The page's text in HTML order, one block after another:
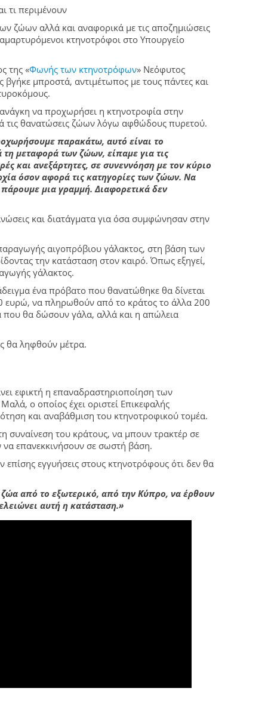
τι περιμένουν
ζώων αλλά και αναφορικά με τις αποζημιώσεις
κτηνοτρόφοι στο Υπουργείο
της «Φωνής των κτηνοτρόφων» Νεόφυτος
μπροστά, αντιμέτωπος με τους πάντες και
να προχωρήσει η κτηνοτροφία στην
τις θανατώσεις ζώων λόγω αφθώδους πυρετού.
παρακάτω, αυτό είναι το
μεταφορά των ζώων, είπαμε για τις
και ανεξάρτητες, σε συνεννόηση με τον κύριο
όσον αφορά τις κατηγορίες των ζώων. Να
μια γραμμή. Διαφορετικά δεν
και διατάγματα για όσα συμφώνησαν στην
αιγοπρόβιου γάλακτος, στη βάση των
την κατάσταση στον καιρό. Όπως εξηγεί,
γάλακτος.
ένα πρόβατο που θανατώθηκε θα δίνεται
ευρώ, να πληρωθούν από το κράτος το άλλα 200
που θα δώσουν γάλα, αλλά και η απώλεια
θα ληφθούν μέτρα.
εφικτή η επαναδραστηριοποίηση των
ο οποίος έχει οριστεί Επικεφαλής
και αναβάθμιση του κτηνοτροφικού τομέα.
συναίνεση του κράτους, να μπουν τρακτέρ σε
επανεκκινήσουν σε σωστή βάση.
εγγυήσεις στους κτηνοτρόφους ότι δεν θα
από το εξωτερικό, από την Κύπρο, να έρθουν
αυτή η κατάσταση.»